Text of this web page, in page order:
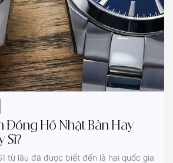
Đồng Hồ Nhật Bản Hay
Sĩ?
từ lâu đã được biết đến là hai quốc gia